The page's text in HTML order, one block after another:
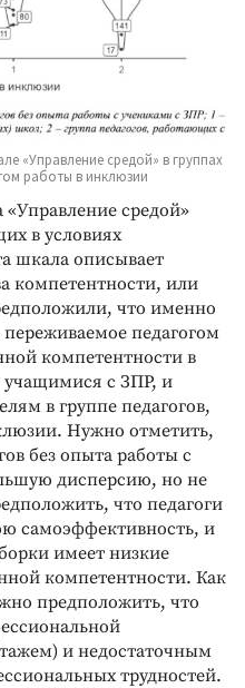
«Управление средой» в группах
работы в инклюзии
«Управление средой»
в условиях
шкала описывает
компетентности, или
что именно
педагогом
компетентности в
учащимися с ЗПР, и
в группе педагогов,
Нужно отметить,
без опыта работы с
дисперсию, но не
что педагоги
самоэффективность, и
имеет низкие
компетентности. Как
предположить, что
и недостаточным
трудностей.